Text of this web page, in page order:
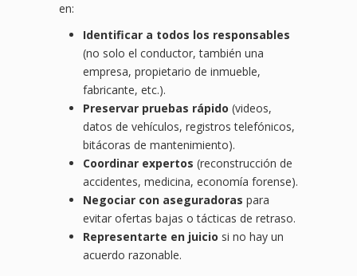
en:
Identificar a todos los responsables
(no solo el conductor, también una
empresa, propietario de inmueble,
fabricante, etc.).
Preservar pruebas rápido (videos,
datos de vehículos, registros telefónicos,
bitácoras de mantenimiento).
Coordinar expertos (reconstrucción de
accidentes, medicina, economía forense).
Negociar con aseguradoras para
evitar ofertas bajas o tácticas de retraso.
Representarte en juicio si no hay un
acuerdo razonable.